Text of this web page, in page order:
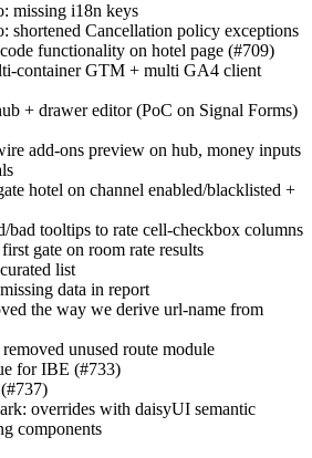
missing i18n keys
shortened Cancellation policy exceptions
functionality on hotel page (#709)
container GTM + multi GA4 client
+ drawer editor (PoC on Signal Forms)
add-ons preview on hub, money inputs
hotel on channel enabled/blacklisted +
bad tooltips to rate cell-checkbox columns
gate on room rate results
list
data in report
the way we derive url-name from
unused route module
for IBE (#733)
overrides with daisyUI semantic
components